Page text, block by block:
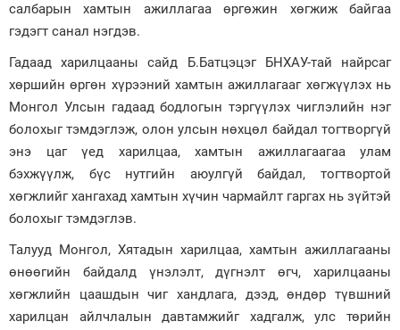
салбарын хамтын ажиллагаа өргөжин хөгжиж байгаа
гэдэгт санал нэгдэв.
Гадаад харилцааны сайд Б.Батцэцэг БНХАУ-тай найрсаг
хөршийн өргөн хүрээний хамтын ажиллагааг хөгжүүлэх нь
Монгол Улсын гадаад бодлогын тэргүүлэх чиглэлийн нэг
болохыг тэмдэглэж, олон улсын нөхцөл байдал тогтворгүй
энэ цаг үед харилцаа, хамтын ажиллагаагаа улам
бэхжүүлж, бүс нутгийн аюулгүй байдал, тогтвортой
хөгжлийг хангахад хамтын хүчин чармайлт гаргах нь зүйтэй
болохыг тэмдэглэв.
Талууд Монгол, Хятадын харилцаа, хамтын ажиллагааны
өнөөгийн байдалд үнэлэлт, дүгнэлт өгч, харилцааны
хөгжлийн цаашдын чиг хандлага, дээд, өндөр түвшний
харилцан айлчлалын давтамжийг хадгалж, улс төрийн